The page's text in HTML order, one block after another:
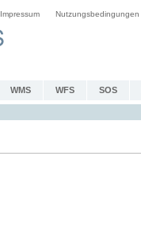
Impressum Nutzungsbedingungen
WMS WFS SOS